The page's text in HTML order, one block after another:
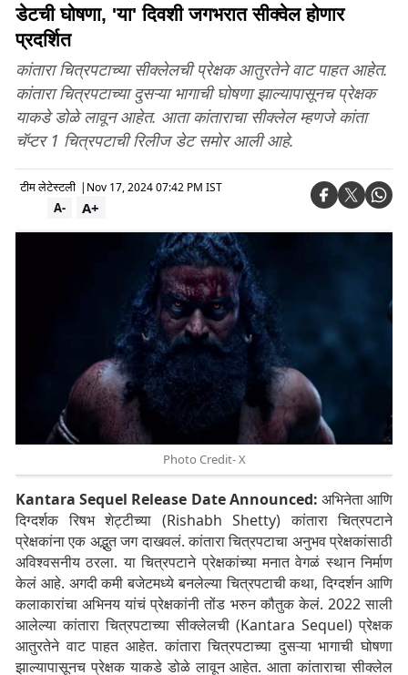
डेटची घोषणा, 'या' दिवशी जगभरात सीक्वेल होणार
प्रदर्शित
कांतारा चित्रपटाच्या सीक्लेलची प्रेक्षक आतुरतेने वाट पाहत आहेत.
कांतारा चित्रपटाच्या दुसऱ्या भागाची घोषणा झाल्यापासूनच प्रेक्षक
याकडे डोळे लावून आहेत. आता कांताराचा सीक्लेल म्हणजे कांता
चॅप्टर 1 चित्रपटाची रिलीज डेट समोर आली आहे.
टीम लेटेस्टली | Nov 17, 2024 07:42 PM IST
A+
A-
Photo Credit- X
Kantara Sequel Release Date Announced: अभिनेता आणि
दिग्दर्शक रिषभ शेट्टीच्या (Rishabh Shetty) कांतारा चित्रपटाने
प्रेक्षकांना एक अद्भुत जग दाखवलं. कांतारा चित्रपटाचा अनुभव प्रेक्षकांसाठी
अविश्वसनीय ठरला. या चित्रपटाने प्रेक्षकांच्या मनात वेगळं स्थान निर्माण
केलं आहे. अगदी कमी बजेटमध्ये बनलेल्या चित्रपटाची कथा, दिग्दर्शन आणि
कलाकारांचा अभिनय यांचं प्रेक्षकांनी तोंड भरुन कौतुक केलं. 2022 साली
आलेल्या कांतारा चित्रपटाच्या सीक्लेलची (Kantara Sequel) प्रेक्षक
आतुरतेने वाट पाहत आहेत. कांतारा चित्रपटाच्या दुसऱ्या भागाची घोषणा
झाल्यापासूनच प्रेक्षक याकडे डोळे लावून आहेत. आता कांताराचा सीक्लेल